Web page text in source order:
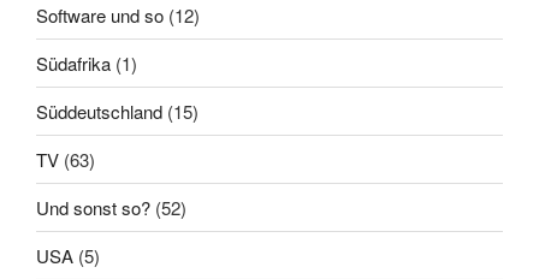
Software und so (12)
Südafrika (1)
Süddeutschland (15)
TV (63)
Und sonst so? (52)
USA (5)